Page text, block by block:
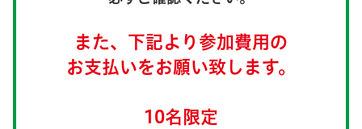
また、下記より参加費用の
お支払いをお願い致します。
10名限定